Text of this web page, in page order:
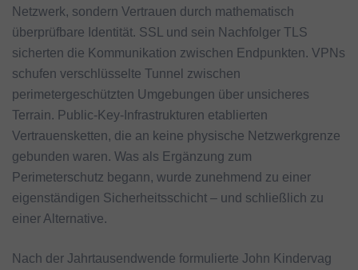
Netzwerk, sondern Vertrauen durch mathematisch
überprüfbare Identität. SSL und sein Nachfolger TLS
sicherten die Kommunikation zwischen Endpunkten. VPNs
schufen verschlüsselte Tunnel zwischen
perimetergeschützten Umgebungen über unsicheres
Terrain. Public-Key-Infrastrukturen etablierten
Vertrauensketten, die an keine physische Netzwerkgrenze
gebunden waren. Was als Ergänzung zum
Perimeterschutz begann, wurde zunehmend zu einer
eigenständigen Sicherheitsschicht – und schließlich zu
einer Alternative.
Nach der Jahrtausendwende formulierte John Kindervag